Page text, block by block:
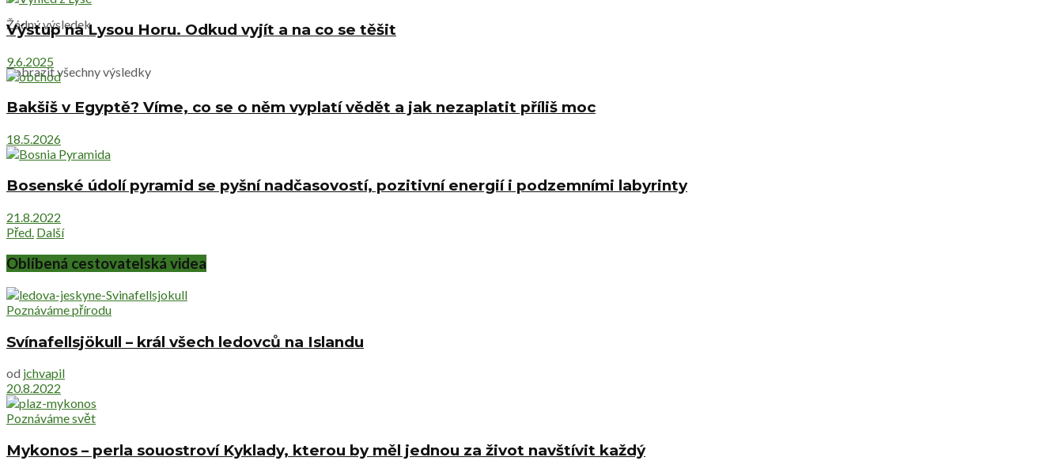
Žádný výsledek
Zobrazit všechny výsledky
Výstup na Lysou Horu. Odkud vyjít a na co se těšit
9.6.2025
Bakšiš v Egyptě? Víme, co se o něm vyplatí vědět a jak nezaplatit příliš moc
18.5.2026
Bosenské údolí pyramid se pyšní nadčasovostí, pozitivní energií i podzemními labyrinty
21.8.2022
Před. Další
Oblíbená cestovatelská videa
Poznáváme přírodu
Svínafellsjökull – král všech ledovců na Islandu
od jchvapil
20.8.2022
Poznáváme svět
Mykonos – perla souostroví Kyklady, kterou by měl jednou za život navštívit každý